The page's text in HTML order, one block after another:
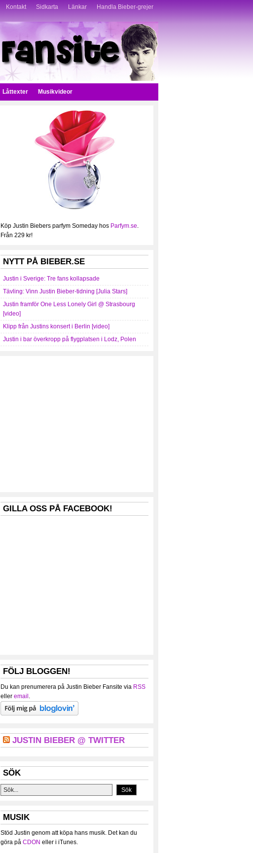
Kontakt Sidkarta Länkar Handla Bieber-grejer
Låttexter Musikvideor
Köp Justin Biebers parfym Someday hos Parfym.se.
Från 229 kr!
NYTT PÅ BIEBER.SE
Justin i Sverige: Tre fans kollapsade
Tävling: Vinn Justin Bieber-tidning [Julia Stars]
Justin framför One Less Lonely Girl @ Strasbourg
[video]
Klipp från Justins konsert i Berlin [video]
Justin i bar överkropp på flygplatsen i Lodz, Polen
GILLA OSS PÅ FACEBOOK!
FÖLJ BLOGGEN!
Du kan prenumerera på Justin Bieber Fansite via RSS
eller email .
JUSTIN BIEBER @ TWITTER
SÖK
MUSIK
Stöd Justin genom att köpa hans musik. Det kan du
göra på CDON eller i iTunes.